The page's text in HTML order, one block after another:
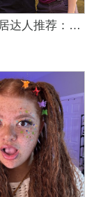
YouTube家居达人推荐：加拿大DIY建筑生活kol博主